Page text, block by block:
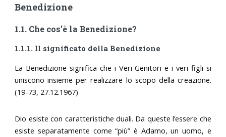
Benedizione
1.1. Che cos’è la Benedizione?
1.1.1. Il significato della Benedizione
La Benedizione significa che i Veri Genitori e i veri figli si
uniscono insieme per realizzare lo scopo della creazione.
(19-73, 27.12.1967)
Dio esiste con caratteristiche duali. Da queste l’essere che
esiste separatamente come “più” è Adamo, un uomo, e